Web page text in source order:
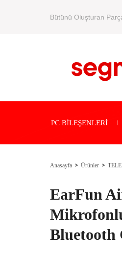
Bütünü Oluşturan
PC BİLEŞENLERİ
Anasayfa Ürünler
EarFun
Bluetooth